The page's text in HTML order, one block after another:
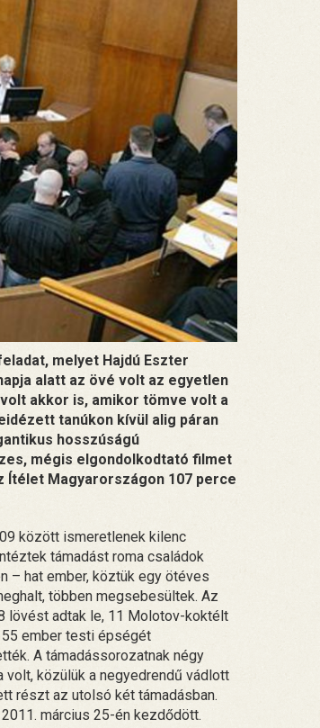
melyet Hajdú Eszter
alatt az övé volt az egyetlen
akkor is, amikor tömve volt a
tanúkon kívül alig páran
hosszúságú
mégis elgondolkodtató filmet
Ítélet Magyarországon 107 perce
között ismeretlenek kilenc
támadást roma családok
– hat ember, köztük egy ötéves
többen megsebesültek. Az
lövést adtak le, 11 Molotov-koktélt
55 ember testi épségét
A támadássorozatnak négy
volt, közülük a negyedrendű vádlott
részt az utolsó két támadásban.
március 25-én kezdődött.